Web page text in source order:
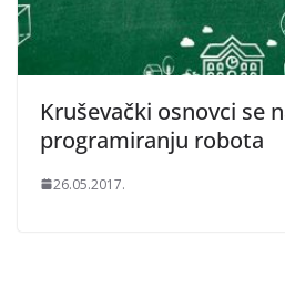
Kruševački osnovci se
programiranju robota
26.05.2017.